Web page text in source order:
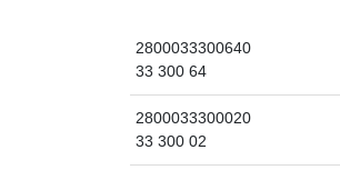
2800033300640
33 300 64
2800033300020
33 300 02